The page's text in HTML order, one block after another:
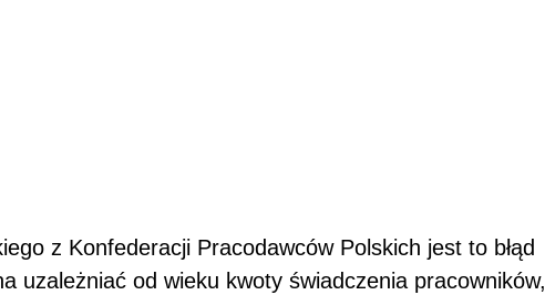
z Konfederacji Pracodawców Polskich jest to błąd
uzależniać od wieku kwoty świadczenia pracowników,